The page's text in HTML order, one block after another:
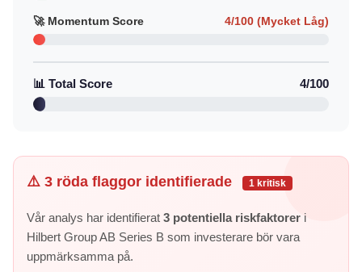
🚀 Momentum Score 4/100 (Mycket Låg)
📊 Total Score 4/100
⚠️ 3 röda flaggor identifierade 1 kritisk
Vår analys har identifierat 3 potentiella riskfaktorer i
Hilbert Group AB Series B som investerare bör vara
uppmärksamma på.